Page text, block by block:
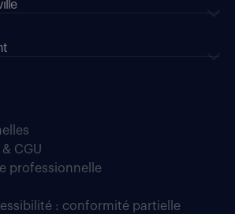
CGU
professionnelle
: conformité partielle